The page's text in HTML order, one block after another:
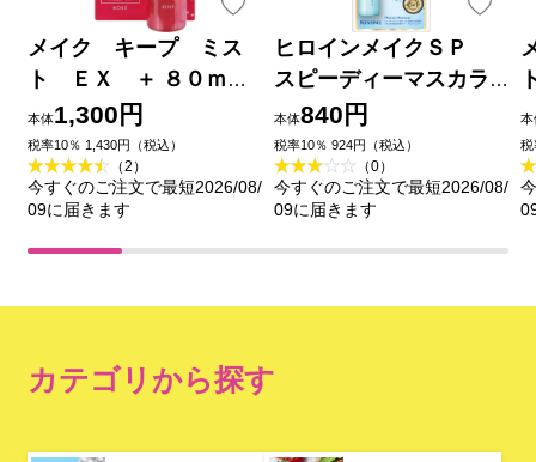
メイク キープ ミス
ト ＥＸ ＋ ８０ｍＬ
コーセー
本体1,300円
税率10％ 1,430円（税込）
（2）
今すぐのご注文で最短2026/08/
09に届きます
ヒロインメイクＳＰ
スピーディーマスカラ
リムーバー ６．６ｍＬ
伊勢半
本体840円
税率10％ 924円（税込）
（0）
今すぐのご注文で最短2026/08/
09に届きます
本
税
カテゴリから探す